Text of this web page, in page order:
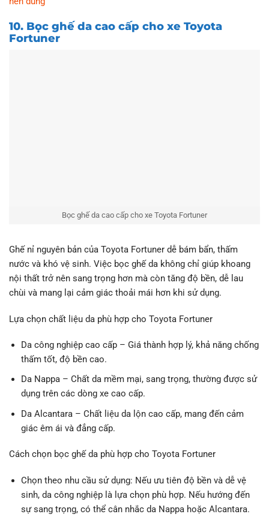
10. Bọc ghế da cao cấp cho xe Toyota
Fortuner
Bọc ghế da cao cấp cho xe Toyota Fortuner
Ghế nỉ nguyên bản của Toyota Fortuner dễ bám bẩn, thấm
nước và khó vệ sinh. Việc bọc ghế da không chỉ giúp khoang
nội thất trở nên sang trọng hơn mà còn tăng độ bền, dễ lau
chùi và mang lại cảm giác thoải mái hơn khi sử dụng.
Lựa chọn chất liệu da phù hợp cho Toyota Fortuner
Da công nghiệp cao cấp – Giá thành hợp lý, khả năng chống
thấm tốt, độ bền cao.
Da Nappa – Chất da mềm mại, sang trọng, thường được sử
dụng trên các dòng xe cao cấp.
Da Alcantara – Chất liệu da lộn cao cấp, mang đến cảm
giác êm ái và đẳng cấp.
Cách chọn bọc ghế da phù hợp cho Toyota Fortuner
Chọn theo nhu cầu sử dụng: Nếu ưu tiên độ bền và dễ vệ
sinh, da công nghiệp là lựa chọn phù hợp. Nếu hướng đến
sự sang trọng, có thể cân nhắc da Nappa hoặc Alcantara.